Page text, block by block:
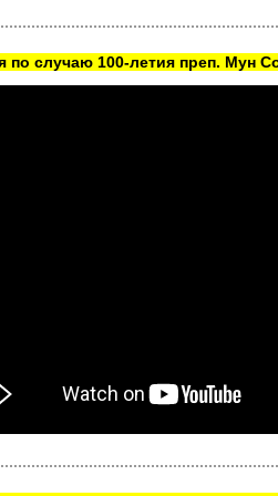
по случаю 100-летия преп. Мун